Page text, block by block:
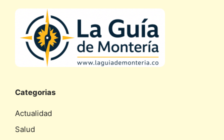
Categorias
Actualidad
Salud